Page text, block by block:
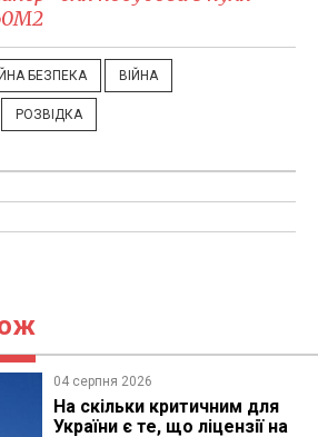
БЕЗПЕКА ВІЙНА
РОЗВІДКА
04 серпня 2026
На скільки критичним для
України є те, що ліцензії на